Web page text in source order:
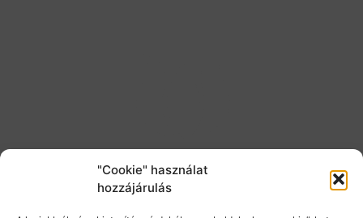
"Cookie" használat
hozzájárulás